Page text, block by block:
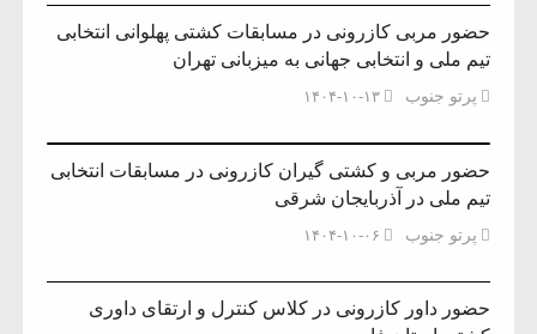
حضور مربی کازرونی در مسابقات کشتی پهلوانی انتخابی
تیم ملی و انتخابی جهانی به میزبانی تهران
پرتو جنوب ۱۴۰۴-۱۰-۱۳
حضور مربی و کشتی گیران کازرونی در مسابقات انتخابی
تیم ملی در آذربایجان شرقی
پرتو جنوب ۱۴۰۴-۱۰-۰۶
حضور داور کازرونی در کلاس کنترل و ارتقای داوری